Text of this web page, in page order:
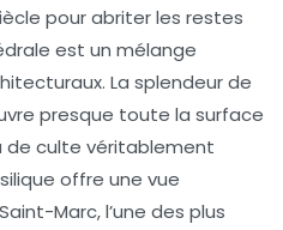
pour abriter les restes
est un mélange
La splendeur de
presque toute la surface
de culte véritablement
offre une vue
Marc, l’une des plus